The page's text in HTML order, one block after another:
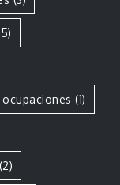
(1)
(2)